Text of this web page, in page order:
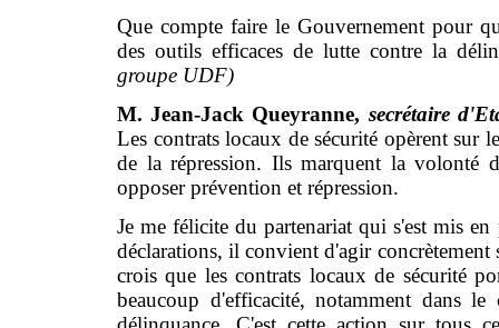
Que compte faire le Gouvernement pour
des outils efficaces de lutte contre la
groupe UDF)
M. Jean-Jack Queyranne, secrétaire
Les contrats locaux de sécurité opèrent sur
de la répression. Ils marquent la volonté
opposer prévention et répression.
Je me félicite du partenariat qui s'est mis
déclarations, il convient d'agir concrètement
crois que les contrats locaux de sécurité
beaucoup d'efficacité, notamment dans